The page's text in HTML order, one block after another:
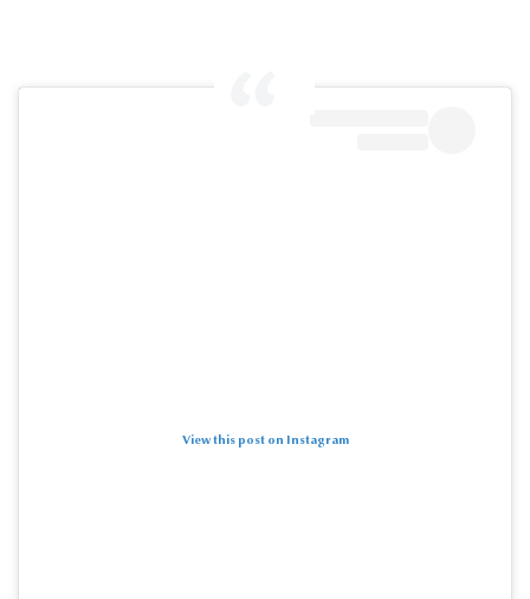
View this post on Instagram